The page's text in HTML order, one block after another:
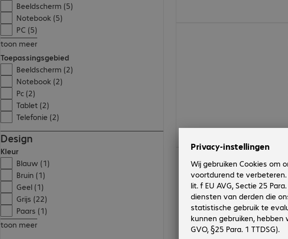
Beeldscherm (5)
Notebook (5)
PC (5)
toon meer
Toepassingsgebied
Beeldscherm (2)
Notebook (2)
Pc (2)
Tablet (2)
Telefonie (2)
Design
Kleur
Blauw (1)
Bruin (1)
Geel (1)
Grijs (22)
Paars (1)
toon meer
€ 98,99